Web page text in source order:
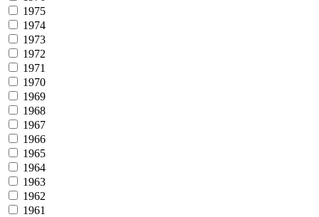
1975
1974
1973
1972
1971
1970
1969
1968
1967
1966
1965
1964
1963
1962
1961